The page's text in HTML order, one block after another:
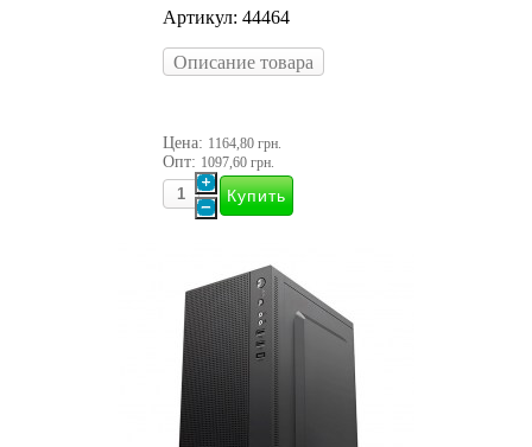
Артикул: 44464
Описание товара
Цена: 1164,80 грн.
Опт: 1097,60 грн.